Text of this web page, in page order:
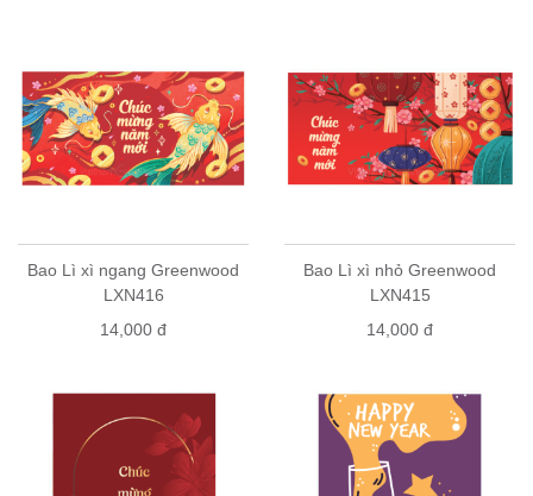
Bao Lì xì ngang Greenwood
LXN416
14,000 đ
Bao Lì xì nhỏ Greenwood
LXN415
14,000 đ